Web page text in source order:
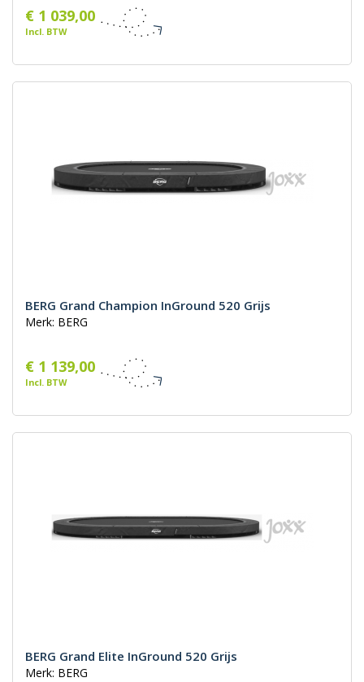
€ 1 039,00
Incl. BTW
BERG Grand Champion InGround 520 Grijs
Merk: BERG
€ 1 139,00
Incl. BTW
BERG Grand Elite InGround 520 Grijs
Merk: BERG